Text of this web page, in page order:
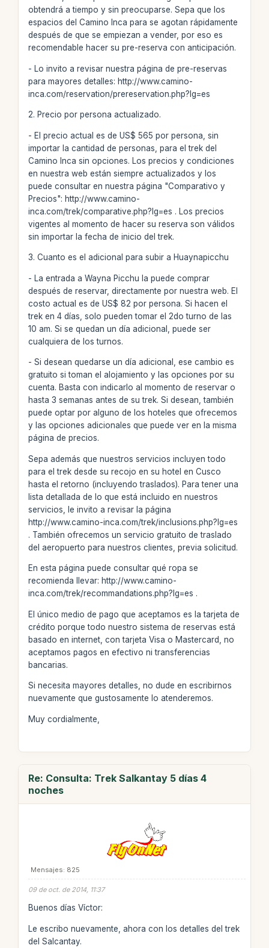
obtendrá a tiempo y sin preocuparse. Sepa que los
espacios del Camino Inca para se agotan rápidamente
después de que se empiezan a vender, por eso es
recomendable hacer su pre-reserva con anticipación.
- Lo invito a revisar nuestra página de pre-reservas
para mayores detalles: http://www.camino-
inca.com/reservation/prereservation.php?lg=es
2. Precio por persona actualizado.
- El precio actual es de US$ 565 por persona, sin
importar la cantidad de personas, para el trek del
Camino Inca sin opciones. Los precios y condiciones
en nuestra web están siempre actualizados y los
puede consultar en nuestra página "Comparativo y
Precios": http://www.camino-
inca.com/trek/comparative.php?lg=es . Los precios
vigentes al momento de hacer su reserva son válidos
sin importar la fecha de inicio del trek.
3. Cuanto es el adicional para subir a Huaynapicchu
- La entrada a Wayna Picchu la puede comprar
después de reservar, directamente por nuestra web. El
costo actual es de US$ 82 por persona. Si hacen el
trek en 4 días, solo pueden tomar el 2do turno de las
10 am. Si se quedan un día adicional, puede ser
cualquiera de los turnos.
- Si desean quedarse un día adicional, ese cambio es
gratuito si toman el alojamiento y las opciones por su
cuenta. Basta con indicarlo al momento de reservar o
hasta 3 semanas antes de su trek. Si desean, también
puede optar por alguno de los hoteles que ofrecemos
y las opciones adicionales que puede ver en la misma
página de precios.
Sepa además que nuestros servicios incluyen todo
para el trek desde su recojo en su hotel en Cusco
hasta el retorno (incluyendo traslados). Para tener una
lista detallada de lo que está incluido en nuestros
servicios, le invito a revisar la página
http://www.camino-inca.com/trek/inclusions.php?lg=es
. También ofrecemos un servicio gratuito de traslado
del aeropuerto para nuestros clientes, previa solicitud.
En esta página puede consultar qué ropa se
recomienda llevar: http://www.camino-
inca.com/trek/recommandations.php?lg=es .
El único medio de pago que aceptamos es la tarjeta de
crédito porque todo nuestro sistema de reservas está
basado en internet, con tarjeta Visa o Mastercard, no
aceptamos pagos en efectivo ni transferencias
bancarias.
Si necesita mayores detalles, no dude en escribirnos
nuevamente que gustosamente lo atenderemos.
Muy cordialmente,
Re: Consulta: Trek Salkantay 5 días 4
noches
Mensajes: 825
09 de oct. de 2014, 11:37
Buenos días Víctor:
Le escribo nuevamente, ahora con los detalles del trek
del Salcantay.